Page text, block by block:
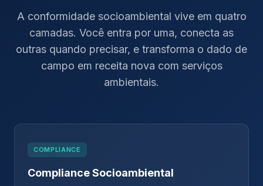
A conformidade socioambiental vive em quatro
camadas. Você entra por uma, conecta as
outras quando precisar, e transforma o dado de
campo em receita nova com serviços
ambientais.
COMPLIANCE
Compliance Socioambiental